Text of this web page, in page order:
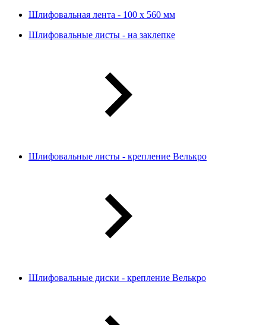
Шлифовальная лента - 100 х 560 мм
Шлифовальные листы - на заклепке
Шлифовальные листы - крепление Велькро
Шлифовальные диски - крепление Велькро